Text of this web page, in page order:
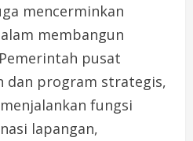
mencerminkan
membangun
pusat
dan program strategis,
fungsi
lapangan,